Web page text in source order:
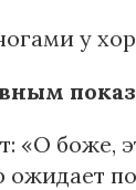
у
«О боже,